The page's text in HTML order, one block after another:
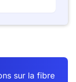
sur la fibre